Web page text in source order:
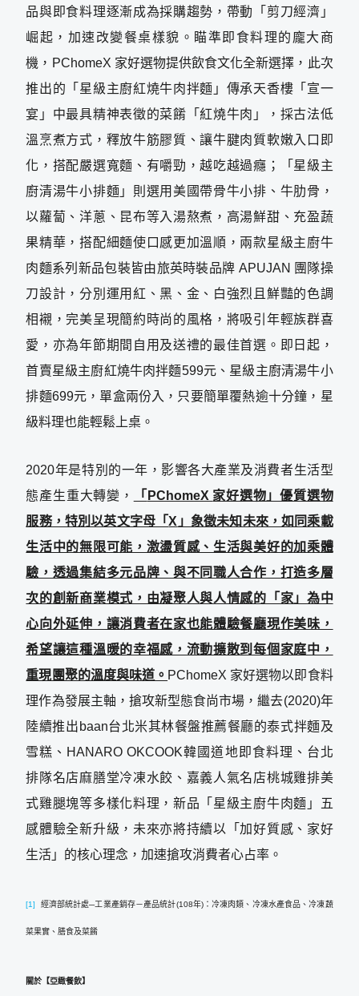
品與即食料理逐漸成為採購趨勢，帶動「剪刀經濟」
崛起，加速改變餐桌樣貌。瞄準即食料理的龐大商
機，PChomeX 家好選物提供飲食文化全新選擇，此次
推出的「星級主廚紅燒牛肉拌麵」傳承天香樓「宣一
宴」中最具精神表徵的菜餚「紅燒牛肉」，採古法低
溫烹煮方式，釋放牛筋膠質、讓牛腱肉質軟嫩入口即
化，搭配嚴選寬麵、有嚼勁，越吃越過癮；「星級主
廚清湯牛小排麵」則選用美國帶骨牛小排、牛肋骨，
以蘿蔔、洋蔥、昆布等入湯熬煮，高湯鮮甜、充盈蔬
果精華，搭配細麵使口感更加溫順，兩款星級主廚牛
肉麵系列新品包裝皆由旅英時裝品牌 APUJAN 團隊操
刀設計，分別運用紅、黑、金、白強烈且鮮豔的色調
相襯，完美呈現簡約時尚的風格，將吸引年輕族群喜
愛，亦為年節期間自用及送禮的最佳首選。即日起，
首賣星級主廚紅燒牛肉拌麵599元、星級主廚清湯牛小
排麵699元，單盒兩份入，只要簡單覆熱逾十分鐘，星
級料理也能輕鬆上桌。
2020年是特別的一年，影響各大產業及消費者生活型
態產生重大轉變，
「 PChomeX 家好選物」優質選物
服務，特別以英文字母「X 」象徵未知未來，如同乘載
生活中的無限可能，激盪質感、生活與美好的加乘體
驗，透過集結多元品牌、與不同職人合作，打造多層
次的創新商業模式，由凝聚人與人情感的「家」為中
心向外延伸，讓消費者在家也能體驗餐廳現作美味，
希望讓這種溫暖的幸福感，流動擴散到每個家庭中，
重現團聚的溫度與味道。 PChomeX 家好選物以即食料
理作為發展主軸，搶攻新型態食尚市場，繼去(2020)年
陸續推出baan台北米其林餐盤推薦餐廳的泰式拌麵及
雪糕、HANARO OKCOOK韓國道地即食料理、台北
排隊名店麻膳堂冷凍水餃、嘉義人氣名店桃城雞排美
式雞腿塊等多樣化料理，新品「星級主廚牛肉麵」五
感體驗全新升級，未來亦將持續以「加好質感、家好
生活」的核心理念，加速搶攻消費者心占率。
[1] 經濟部統計處─工業產銷存－產品統計(108年)：冷凍肉類、冷凍水產食品、冷凍蔬
菜果實、膳食及菜餚
關於【亞緻餐飲】